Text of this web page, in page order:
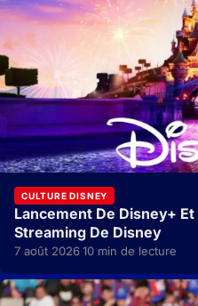
CULTURE DISNEY
Lancement De Disney+
Streaming De Disney
7 août 2026·10 min de lecture